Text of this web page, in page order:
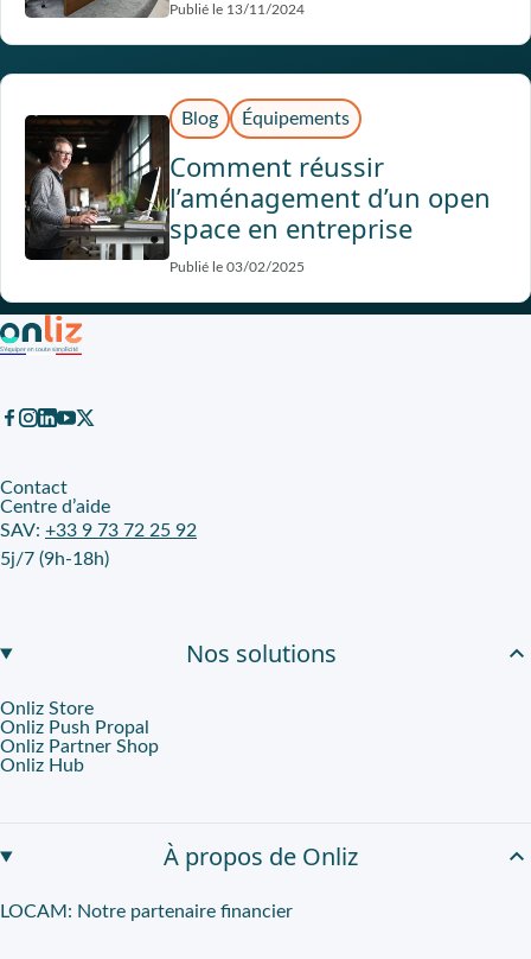
Publié le 13/11/2024
Blog Équipements
Comment réussir
l’aménagement d’un open
space en entreprise
Publié le 03/02/2025
Contact
Centre d’aide
SAV: +33 9 73 72 25 92
5j/7 (9h-18h)
Nos solutions
Onliz Store
Onliz Push Propal
Onliz Partner Shop
Onliz Hub
À propos de Onliz
LOCAM: Notre partenaire financier